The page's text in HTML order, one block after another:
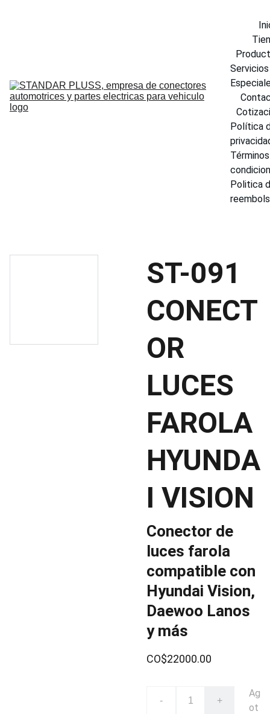
Servicios
Política
Politica
ST-091
CONECT
OR
LUCES
FAROLA
HYUNDA
I VISION
Conector de
luces farola
compatible con
Hyundai Vision,
Daewoo Lanos
y más
CO$22000.00
- +
Ag
ot